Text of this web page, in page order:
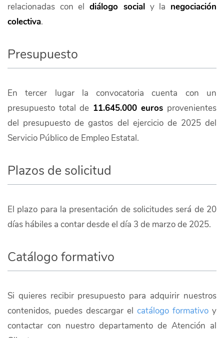
relacionadas con eldiálogo socialy la negociación
colectiva.
Presupuesto
En tercer lugar la convocatoria cuenta con un
presupuesto total de 11.645.000 euros provenientes
del presupuesto de gastos del ejercicio de 2025 del
Servicio Público de Empleo Estatal.
Plazos de solicitud
El plazo para la presentación de solicitudes será de 20
días hábiles a contar desde el día 3 de marzo de 2025.
Catálogo formativo
Si quieres recibir presupuesto para adquirir nuestros
contenidos, puedes descargar el catálogo formativo y
contactar con nuestro departamento de Atención al